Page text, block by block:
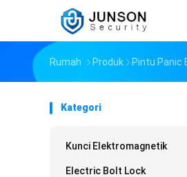
Rumah Produk Pintu Panic
Kategori
Kunci Elektromagnetik
Electric Bolt Lock